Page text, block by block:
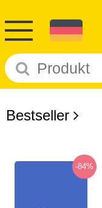
Bestseller
-84%